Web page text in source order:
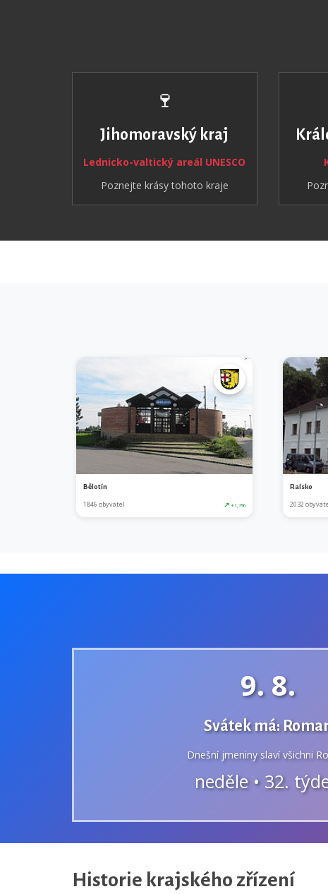
🍷
Jihomoravský kraj
Lednicko-valtický areál UNESCO
Poznejte krásy tohoto kraje
Bělotín
1846 obyvatel ↗ +1,7%
Ralsko
2032
9. 8.
Svátek má:
Dnešní jmeniny slaví všichni
neděle • 32.
Historie krajského zřízení